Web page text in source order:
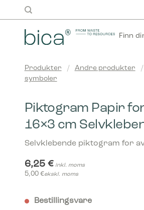
to
content
Finn
Produkter / Andre produkter /
symboler
Piktogram Papir
16×3 cm
Selvklebende piktogram for
6,25 € inkl. moms
5,00 €ekskl. moms
Bestillingsvare